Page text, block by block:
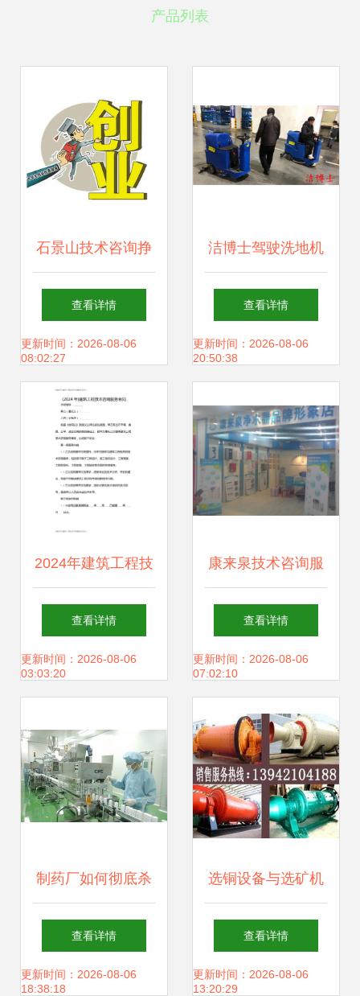
产品列表
石景山技术咨询挣
钱路径实操指南
查看详情
更新时间：2026-08-06
08:02:27
洁博士驾驶洗地机
客户案例与技术咨
询解析
查看详情
更新时间：2026-08-06
20:50:38
2024年建筑工程技
术咨询服务合同 要
点解析与签订指南
查看详情
更新时间：2026-08-06
03:03:20
康来泉技术咨询服
务 为家庭用水安全
护航
查看详情
更新时间：2026-08-06
07:02:10
制药厂如何彻底杀
灭芽孢
查看详情
更新时间：2026-08-06
18:38:18
选铜设备与选矿机
械全解析 权威铜矿
选厂技术咨询指南
查看详情
更新时间：2026-08-06
13:20:29